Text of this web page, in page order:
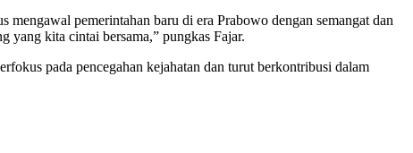
pemerintahan baru di era Prabowo dengan semangat dan
yang kita cintai bersama,” pungkas Fajar.
pada pencegahan kejahatan dan turut berkontribusi dalam